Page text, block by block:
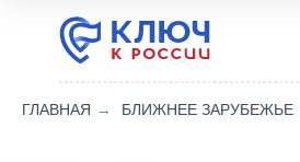
ГЛАВНАЯ → БЛИЖНЕЕ ЗАРУБЕЖЬЕ